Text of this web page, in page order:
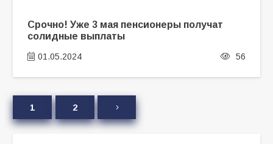
Срочно! Уже 3 мая пенсионеры получат
солидные выплаты
01.05.2024 56
1 2